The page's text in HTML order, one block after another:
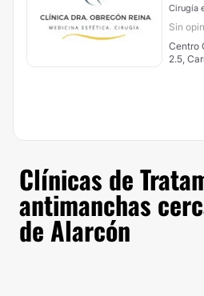
Cirugía
Sin
Centro
2.5,
Clínicas de
antimanchas
de Alarcón